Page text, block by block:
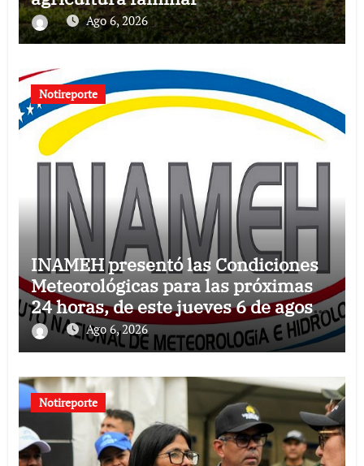
Ago 6, 2026
Notireporte
INAMEH presentó las Condiciones
Meteorológicas para las próximas
24 horas, de este jueves 6 de agosto
2026
Ago 6, 2026
Notireporte